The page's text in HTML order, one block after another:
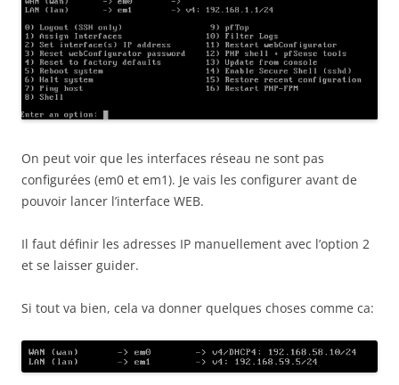
On peut voir que les interfaces réseau ne sont pas
configurées (em0 et em1). Je vais les configurer avant de
pouvoir lancer l’interface WEB.
Il faut définir les adresses IP manuellement avec l’option 2
et se laisser guider.
Si tout va bien, cela va donner quelques choses comme ca: